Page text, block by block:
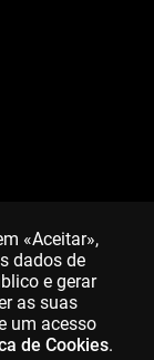
«Aceitar»,
dados de
e gerar
as suas
um acesso
de Cookies.